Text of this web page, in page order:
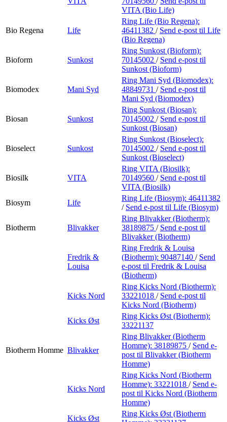
VITA (Bio Life)
Bio Regena Life
Ring Life (Bio Regena):
46411382 / Send e-post til Life
(Bio Regena)
Bioform Sunkost
Ring Sunkost (Bioform):
70145002 / Send e-post til
Sunkost (Bioform)
Biomodex Mani Syd
Ring Mani Syd (Biomodex):
48849731 / Send e-post til
Mani Syd (Biomodex)
Biosan Sunkost
Ring Sunkost (Biosan):
70145002 / Send e-post til
Sunkost (Biosan)
Bioselect Sunkost
Ring Sunkost (Bioselect):
70145002 / Send e-post til
Sunkost (Bioselect)
Biosilk VITA
Ring VITA (Biosilk):
70149560 / Send e-post til
VITA (Biosilk)
Biosym
Life
Ring Life (Biosym): 46411382
/ Send e-post til Life (Biosym)
Biotherm Blivakker
Ring Blivakker (Biotherm):
38189875 / Send e-post til
Blivakker (Biotherm)
Fredrik &
Louisa
Ring Fredrik & Louisa
(Biotherm): 90487140 / Send
e-post til Fredrik & Louisa
(Biotherm)
Kicks Nord
Ring Kicks Nord (Biotherm):
33221018 / Send e-post til
Kicks Nord (Biotherm)
Kicks Øst
Ring Kicks Øst (Biotherm):
33221137
Biotherm Homme Blivakker
Ring Blivakker (Biotherm
Homme): 38189875 / Send e-
post til Blivakker (Biotherm
Homme)
Kicks Nord
Ring Kicks Nord (Biotherm
Homme): 33221018 / Send e-
post til Kicks Nord (Biotherm
Homme)
Kicks Øst
Ring Kicks Øst (Biotherm